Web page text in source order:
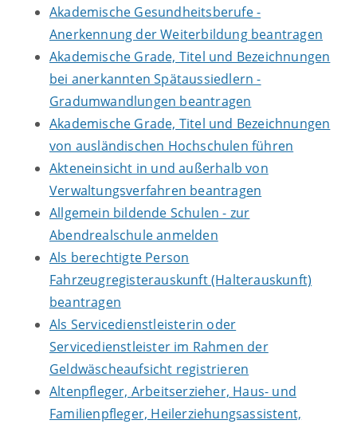
Akademische Gesundheitsberufe -
Anerkennung der Weiterbildung beantragen
Akademische Grade, Titel und Bezeichnungen
bei anerkannten Spätaussiedlern -
Gradumwandlungen beantragen
Akademische Grade, Titel und Bezeichnungen
von ausländischen Hochschulen führen
Akteneinsicht in und außerhalb von
Verwaltungsverfahren beantragen
Allgemein bildende Schulen - zur
Abendrealschule anmelden
Als berechtigte Person
Fahrzeugregisterauskunft (Halterauskunft)
beantragen
Als Servicedienstleisterin oder
Servicedienstleister im Rahmen der
Geldwäscheaufsicht registrieren
Altenpfleger, Arbeitserzieher, Haus- und
Familienpfleger, Heilerziehungsassistent,